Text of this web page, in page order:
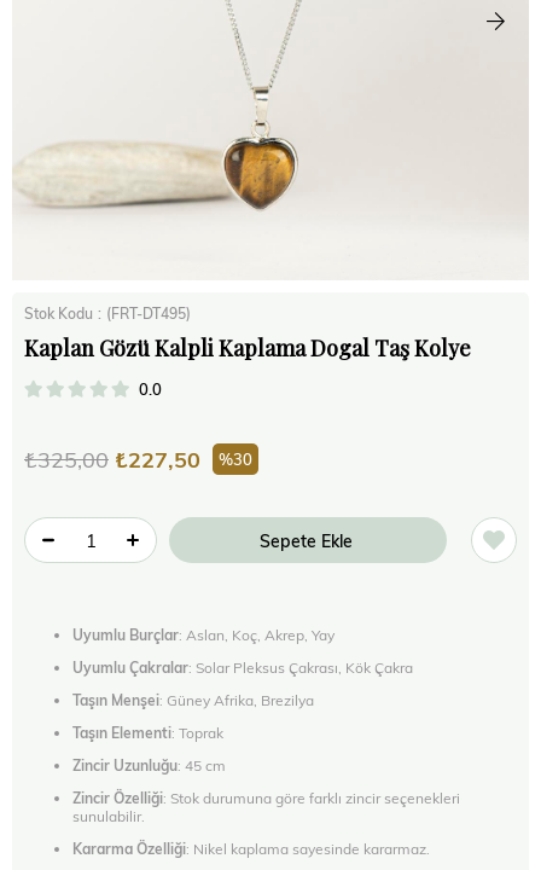
Stok Kodu (FRT-DT495)
Kaplan Gözü Kalpli Kaplama Dogal Taş Kolye
0.0
₺325,00 ₺227,50 30
Uyumlu Burçlar: Aslan, Koç, Akrep, Yay
Uyumlu Çakralar: Solar Pleksus Çakrası, Kök Çakra
Taşın Menşei: Güney Afrika, Brezilya
Taşın Elementi: Toprak
Zincir Uzunluğu: 45 cm
Zincir Özelliği: Stok durumuna göre farklı zincir seçenekleri
sunulabilir.
Kararma Özelliği: Nikel kaplama sayesinde kararmaz.